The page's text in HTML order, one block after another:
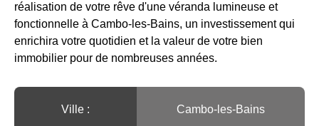
réalisation de votre rêve d'une véranda lumineuse et
fonctionnelle à Cambo-les-Bains, un investissement qui
enrichira votre quotidien et la valeur de votre bien
immobilier pour de nombreuses années.
Ville :️ Cambo-les-Bains